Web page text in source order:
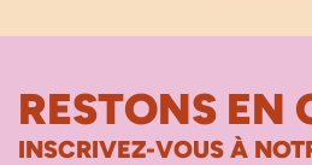
RESTONS EN
INSCRIVEZ-VOUS À